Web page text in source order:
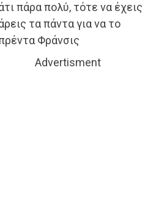
πάρα πολύ, τότε να έχεις
τα πάντα για να το
Φράνσις
Advertisment